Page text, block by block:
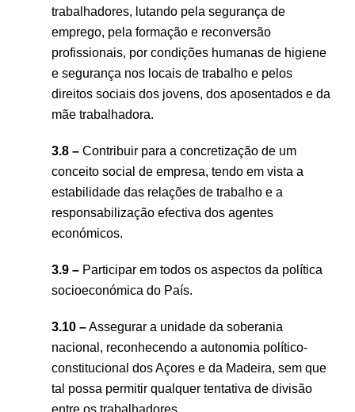
trabalhadores, lutando pela segurança de
emprego, pela formação e reconversão
profissionais, por condições humanas de higiene
e segurança nos locais de trabalho e pelos
direitos sociais dos jovens, dos aposentados e da
mãe trabalhadora.
3.8 – Contribuir para a concretização de um
conceito social de empresa, tendo em vista a
estabilidade das relações de trabalho e a
responsabilização efectiva dos agentes
económicos.
3.9 – Participar em todos os aspectos da política
socioeconómica do País.
3.10 –Assegurar a unidade da soberania
nacional, reconhecendo a autonomia político-
constitucional dos Açores e da Madeira, sem que
tal possa permitir qualquer tentativa de divisão
entre os trabalhadores.